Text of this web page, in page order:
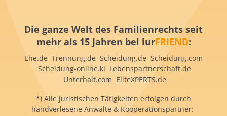
Die ganze Welt des Familienrechts seit
mehr als 15 Jahren bei iurFRIEND:
Ehe.de Trennung.de Scheidung.de Scheidung.com
Scheidung-online.ki Lebenspartnerschaft.de
Unterhalt.com EliteXPERTS.de
*) Alle juristischen Tätigkeiten erfolgen durch
handverlesene Anwälte & Kooperationspartner: